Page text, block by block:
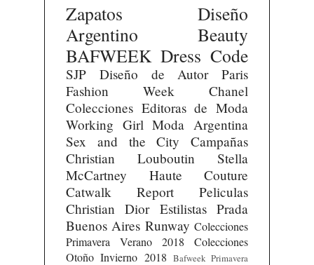
Zapatos
Diseño
Argentino
Beauty
BAFWEEK Dress Code
SJP Diseño de Autor
Paris
Fashion Week
Chanel
Colecciones Editoras de Moda
Working Girl Moda Argentina
Sex and the City
Campañas
Christian Louboutin
Stella
McCartney
Haute Couture
Catwalk Report
Peliculas
Christian Dior Estilistas Prada
Buenos Aires Runway Colecciones
Primavera Verano 2018
Colecciones
Otoño Invierno 2018 Bafweek Primavera